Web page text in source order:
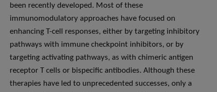
been recently developed. Most of these
immunomodulatory approaches have focused on
enhancing T-cell responses, either by targeting inhibitory
pathways with immune checkpoint inhibitors, or by
targeting activating pathways, as with chimeric antigen
receptor T cells or bispecific antibodies. Although these
therapies have led to unprecedented successes, only a